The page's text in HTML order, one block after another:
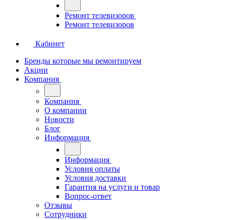
Ремонт телевизоров
Ремонт телевизоров
Кабинет
Бренды которые мы ремонтируем
Акции
Компания
Компания
О компании
Новости
Блог
Информация
Информация
Условия оплаты
Условия доставки
Гарантия на услуги и товар
Вопрос-ответ
Отзывы
Сотрудники